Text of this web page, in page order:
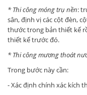
* Thi công móng trụ nền:
sân, định vị các cột đèn,
thước trong bản thiết kế
thiết kế trước đó.
* Thi công mương thoát
Trong bước này cần:
- Xác định chính xác kích